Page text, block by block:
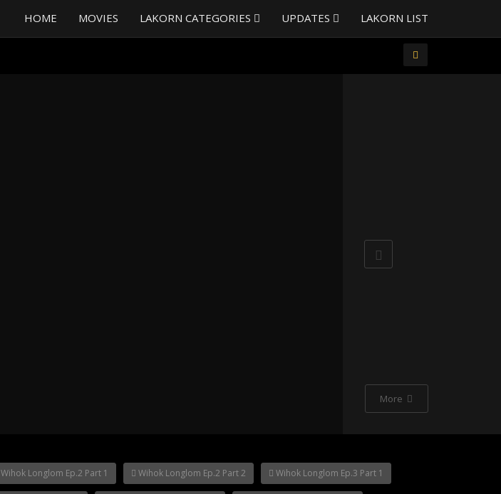
HOME MOVIES LAKORN CATEGORIES UPDATES LAKORN LIST
More
Wihok Longlom Ep.2 Part 1 Wihok Longlom Ep.2 Part 2 Wihok Longlom Ep.3 Part 1